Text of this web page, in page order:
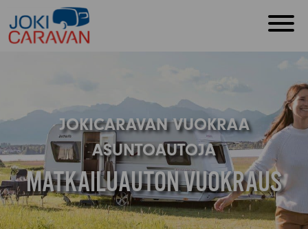
JOKICARAVAN VUOKRAA
ASUNTOAUTOJA
MATKAILUAUTON VUOKRAUS